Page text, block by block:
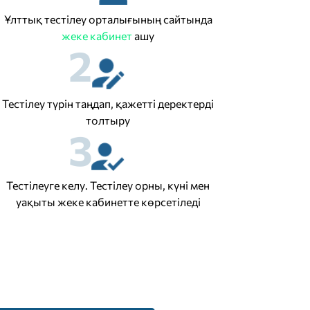
Ұлттық тестілеу орталығының сайтында
жеке кабинет ашу
2
Тестілеу түрін таңдап, қажетті деректерді
толтыру
3
Тестілеуге келу. Тестілеу орны, күні мен
уақыты жеке кабинетте көрсетіледі